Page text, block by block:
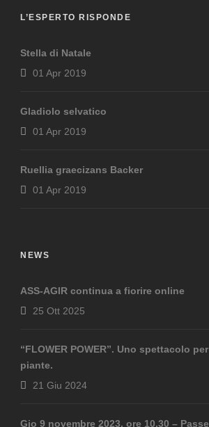
L’ESPERTO RISPONDE
Stella di Natale
01 Apr 2019
Gladiolo selvatico
01 Apr 2019
Ruellia graecizans Backer
01 Apr 2019
NEWS
ASS-AGIR continua a fiorire online
25 Ott 2025
“FLOWER POWER”. Uno spettacolo
piante.
21 Giu 2024
Gio 9 novembre 2023, ore 10.30 –